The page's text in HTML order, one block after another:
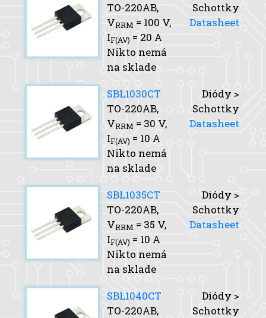
TO-220AB,
VRRM = 100 V,
IF(AV) = 20 A
Nikto nemá
na sklade
Schottky
Datasheet
SBL1030CT
TO-220AB,
VRRM = 30 V,
IF(AV) = 10 A
Nikto nemá
na sklade
Diódy >
Schottky
Datasheet
SBL1035CT
TO-220AB,
VRRM = 35 V,
IF(AV) = 10 A
Nikto nemá
na sklade
Diódy >
Schottky
Datasheet
SBL1040CT
TO-220AB,
Diódy >
Schottky